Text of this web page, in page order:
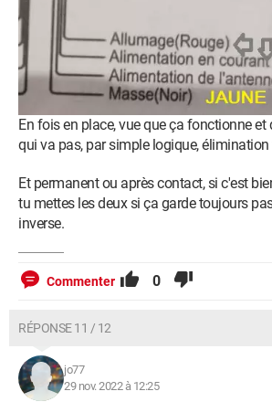
En fois en place, vue que ça fonctionne
qui va pas, par simple logique, élimination
Et permanent ou après contact, si c'est
tu mettes les deux si ça garde toujours
inverse.
Commenter 0
RÉPONSE 11 / 12
jo77
29 nov. 2022 à 12:25